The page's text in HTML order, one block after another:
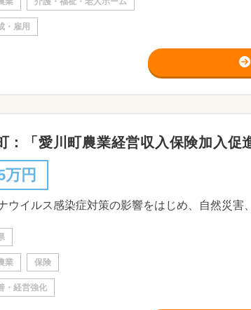
・雇用
：「愛川町農業経営収入保険加入
万円
業 保険
・経営強化